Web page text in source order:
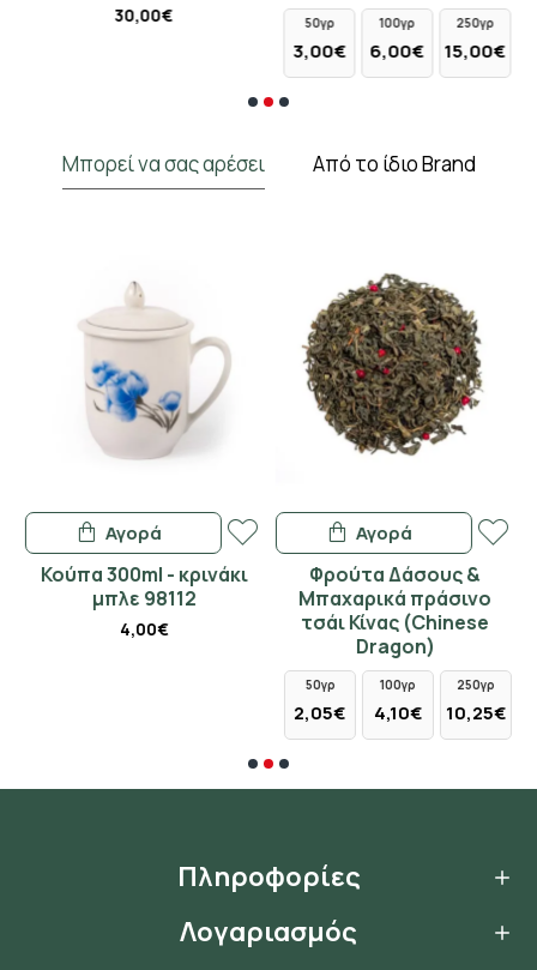
30,00€ 50γρ
3,00€
100γρ
6,00€
250γρ
15,00€
Μπορεί να σας αρέσει Από το ίδιο Brand
Κούπα 300ml - κρινάκι
μπλε 98112
4,00€
Αγορά
Φρούτα Δάσους &
Μπαχαρικά πράσινο
τσάι Κίνας (Chinese
Dragon)
50γρ
2,05€
100γρ
4,10€
250γρ
10,25€
Αγορά
Πληροφορίες
Λογαριασμός